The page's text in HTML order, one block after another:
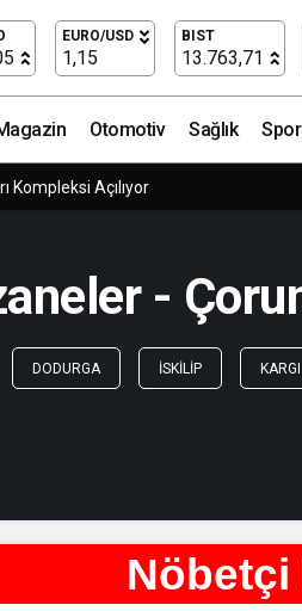
EURO/USD
1,15
BIST
13.763,71
Otomotiv Sağlık Spor
Kompleksi Açılıyor
-
DODURGA İSKILIP KARGI
Nöbetçi